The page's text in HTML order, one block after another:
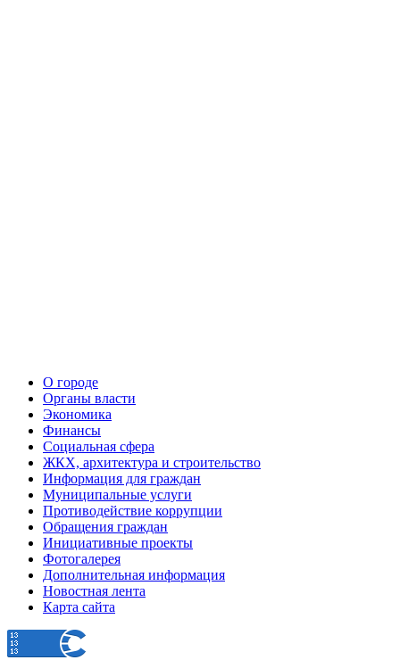
О городе
Органы власти
Экономика
Финансы
Социальная сфера
ЖКХ, архитектура и строительство
Информация для граждан
Муниципальные услуги
Противодействие коррупции
Обращения граждан
Инициативные проекты
Фотогалерея
Дополнительная информация
Новостная лента
Карта сайта